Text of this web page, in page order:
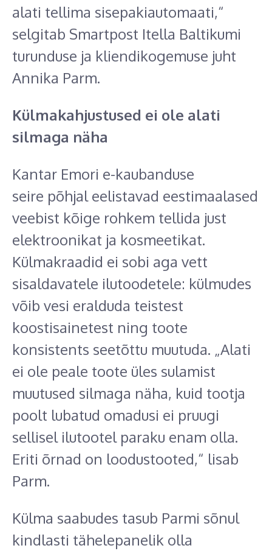
alati tellima sisepakiautomaati,“
selgitab Smartpost Itella Baltikumi
turunduse ja kliendikogemuse juht
Annika Parm.
Külmakahjustused ei ole alati
silmaga näha
Kantar Emori e-kaubanduse
seire põhjal eelistavad eestimaalased
veebist kõige rohkem tellida just
elektroonikat ja kosmeetikat.
Külmakraadid ei sobi aga vett
sisaldavatele ilutoodetele: külmudes
võib vesi eralduda teistest
koostisainetest ning toote
konsistents seetõttu muutuda. „Alati
ei ole peale toote üles sulamist
muutused silmaga näha, kuid tootja
poolt lubatud omadusi ei pruugi
sellisel ilutootel paraku enam olla.
Eriti õrnad on loodustooted,“ lisab
Parm.
Külma saabudes tasub Parmi sõnul
kindlasti tähelepanelik olla